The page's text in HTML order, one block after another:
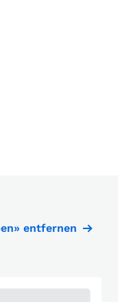
entfernen